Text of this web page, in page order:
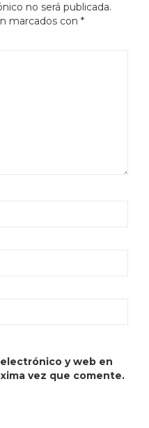
no será publicada.
marcados con *
y web en
vez que comente.